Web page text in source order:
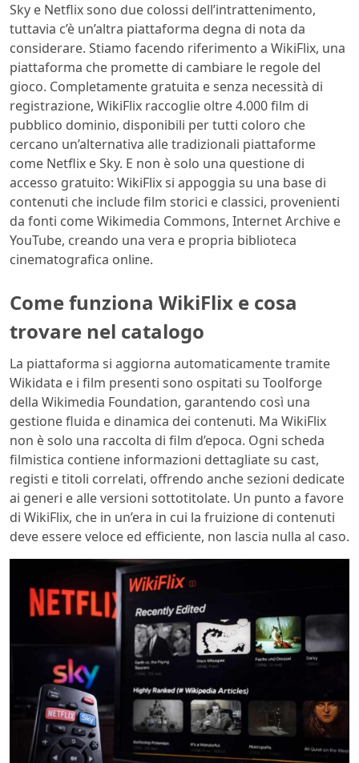
Sky e Netflix sono due colossi dell’intrattenimento,
tuttavia c’è un’altra piattaforma degna di nota da
considerare. Stiamo facendo riferimento a WikiFlix, una
piattaforma che promette di cambiare le regole del
gioco. Completamente gratuita e senza necessità di
registrazione, WikiFlix raccoglie oltre 4.000 film di
pubblico dominio, disponibili per tutti coloro che
cercano un’alternativa alle tradizionali piattaforme
come Netflix e Sky. E non è solo una questione di
accesso gratuito: WikiFlix si appoggia su una base di
contenuti che include film storici e classici, provenienti
da fonti come Wikimedia Commons, Internet Archive e
YouTube, creando una vera e propria biblioteca
cinematografica online.
Come funziona WikiFlix e cosa
trovare nel catalogo
La piattaforma si aggiorna automaticamente tramite
Wikidata e i film presenti sono ospitati su Toolforge
della Wikimedia Foundation, garantendo così una
gestione fluida e dinamica dei contenuti. Ma WikiFlix
non è solo una raccolta di film d’epoca. Ogni scheda
filmistica contiene informazioni dettagliate su cast,
registi e titoli correlati, offrendo anche sezioni dedicate
ai generi e alle versioni sottotitolate. Un punto a favore
di WikiFlix, che in un’era in cui la fruizione di contenuti
deve essere veloce ed efficiente, non lascia nulla al caso.